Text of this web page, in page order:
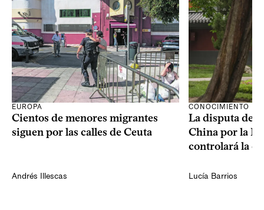
EUROPA
Cientos de menores migrantes
siguen por las calles de Ceuta
Andrés Illescas
CONOCIMIENTO
La disputa de
China por la
controlará la
Lucía Barrios